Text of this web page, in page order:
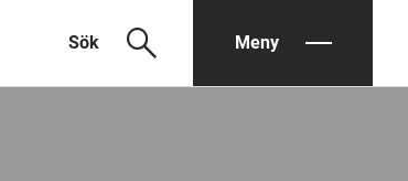
Sök search Meny